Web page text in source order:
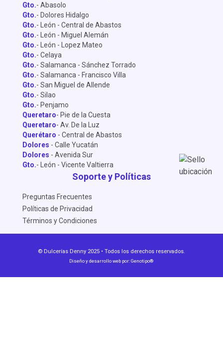
Gto.- Abasolo
Gto.- Dolores Hidalgo
Gto.- León - Central de Abastos
Gto.- León - Miguel Alemán
Gto.- León - Lopez Mateo
Gto.- Celaya
Gto.- Salamanca - Sánchez Torrado
Gto.- Salamanca - Francisco Villa
Gto.- San Miguel de Allende
Gto.- Silao
Gto.- Penjamo
Queretaro- Pie de la Cuesta
Queretaro- Av. De la Luz
Querétaro - Central de Abastos
Dolores - Calle Yucatán
Dolores - Avenida Sur
Gto.- León - Vicente Valtierra
Soporte y Políticas
Preguntas Frecuentes
Políticas de Privacidad
Términos y Condiciones
© Dulcerías Denny 2025 • Todos los derechos reservados.
Diseño y desarrollo web por:Genotipo®